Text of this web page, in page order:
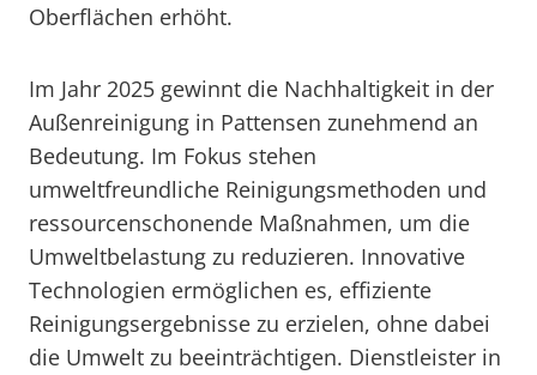
Oberflächen erhöht.
Im Jahr 2025 gewinnt die Nachhaltigkeit in der
Außenreinigung in Pattensen zunehmend an
Bedeutung. Im Fokus stehen
umweltfreundliche Reinigungsmethoden und
ressourcenschonende Maßnahmen, um die
Umweltbelastung zu reduzieren. Innovative
Technologien ermöglichen es, effiziente
Reinigungsergebnisse zu erzielen, ohne dabei
die Umwelt zu beeinträchtigen. Dienstleister in